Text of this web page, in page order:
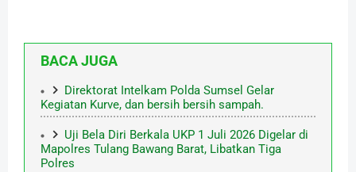
BACA JUGA
Direktorat Intelkam Polda Sumsel Gelar
Kegiatan Kurve, dan bersih bersih sampah.
Uji Bela Diri Berkala UKP 1 Juli 2026 Digelar di
Mapolres Tulang Bawang Barat, Libatkan Tiga
Polres